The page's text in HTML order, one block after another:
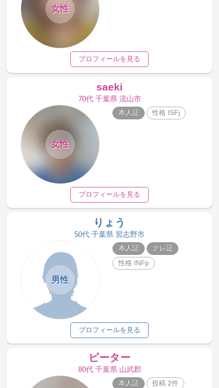
女性
プロフィールを見る
saeki
70代 千葉県 流山市
女性
本人証 性格 ISFj
プロフィールを見る
りょう
50代 千葉県 習志野市
男性
本人証
クレ証
性格 INFp
プロフィールを見る
ピーター
80代 千葉県 山武郡
本人証
投稿 2件